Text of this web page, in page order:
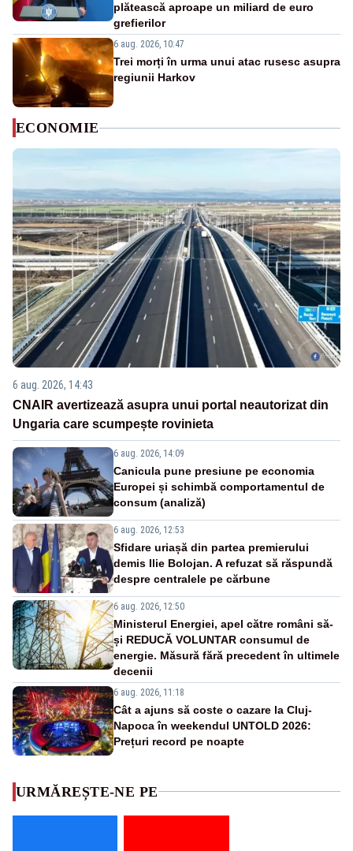
plătească aproape un miliard de euro
grefierilor
6 aug. 2026, 10:47
Trei morți în urma unui atac rusesc asupra
regiunii Harkov
ECONOMIE
6 aug. 2026, 14:43
CNAIR avertizează asupra unui portal neautorizat din
Ungaria care scumpește rovinieta
6 aug. 2026, 14:09
Canicula pune presiune pe economia
Europei și schimbă comportamentul de
consum (analiză)
6 aug. 2026, 12:53
Sfidare uriașă din partea premierului
demis Ilie Bolojan. A refuzat să răspundă
despre centralele pe cărbune
6 aug. 2026, 12:50
Ministerul Energiei, apel către români să-
și REDUCĂ VOLUNTAR consumul de
energie. Măsură fără precedent în ultimele
decenii
6 aug. 2026, 11:18
Cât a ajuns să coste o cazare la Cluj-
Napoca în weekendul UNTOLD 2026:
Prețuri record pe noapte
URMĂREȘTE-NE PE